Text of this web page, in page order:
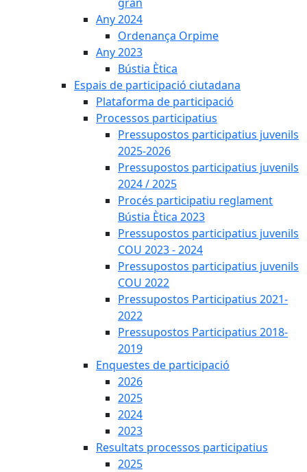
Any 2024
Ordenança Orpime
Any 2023
Bústia Ètica
Espais de participació ciutadana
Plataforma de participació
Processos participatius
Pressupostos participatius juvenils
2025-2026
Pressupostos participatius juvenils
2024 / 2025
Procés participatiu reglament
Bústia Ètica 2023
Pressupostos participatius juvenils
COU 2023 - 2024
Pressupostos participatius juvenils
COU 2022
Pressupostos Participatius 2021-
2022
Pressupostos Participatius 2018-
2019
Enquestes de participació
2026
2025
2024
2023
Resultats processos participatius
2025